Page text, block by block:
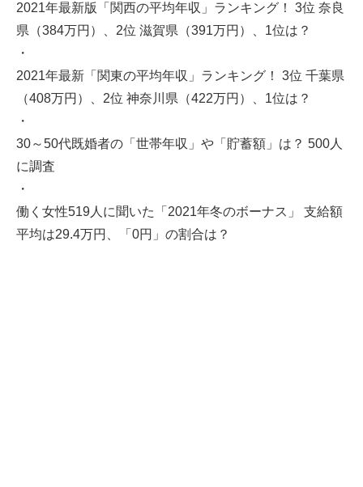
2021年最新版「関西の平均年収」ランキング！ 3位 奈良
県（384万円）、2位 滋賀県（391万円）、1位は？
・
2021年最新「関東の平均年収」ランキング！ 3位 千葉県
（408万円）、2位 神奈川県（422万円）、1位は？
・
30～50代既婚者の「世帯年収」や「貯蓄額」は？ 500人
に調査
・
働く女性519人に聞いた「2021年冬のボーナス」 支給額
平均は29.4万円、「0円」の割合は？